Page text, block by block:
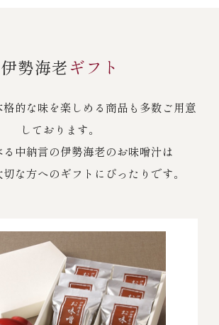
伊勢海老ギフト
的な味を楽しめる商品も多数ご用意
しております。
る中納言の伊勢海老のお味噌汁は
な方へのギフトにぴったりです。